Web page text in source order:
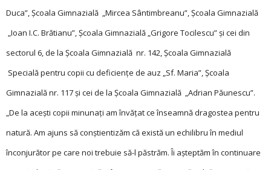
Duca”, Şcoala Gimnazială „Mircea Sântimbreanu”, Şcoala Gimnazială
„Ioan I.C. Brătianu”, Şcoala Gimnazială „Grigore Tocilescu” și cei din
sectorul 6, de la Şcoala Gimnazială nr. 142, Şcoala Gimnazială
Specială pentru copii cu deficienţe de auz „Sf. Maria”, Școala
Gimnazială nr. 117 și cei de la Şcoala Gimnazială „Adrian Păunescu”.
„De la acești copii minunați am învățat ce înseamnă dragostea pentru
natură. Am ajuns să conștientizăm că există un echilibru în mediul
înconjurător pe care noi trebuie să-l păstrăm. Îi așteptăm în continuare